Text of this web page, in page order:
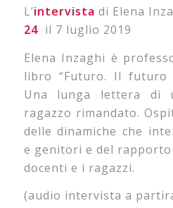
L’intervista di Elena
24il 7 luglio 2019
Elena Inzaghi è
libro “Futuro. Il futuro
Una lunga lettera di
ragazzo rimandato.
delle dinamiche che
e genitori e del
docenti e i ragazzi.
(audio intervista a